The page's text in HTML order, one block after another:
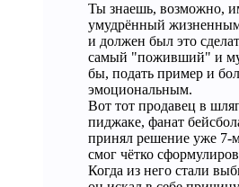
Ты знаешь, возможно,
умудрённый
и должен был это
самый "поживший" и
бы, подать пример и
эмоциональным.
Вот тот продавец в
пиджаке, фанат
принял решение уже 7-
смог чётко
Когда из него стали